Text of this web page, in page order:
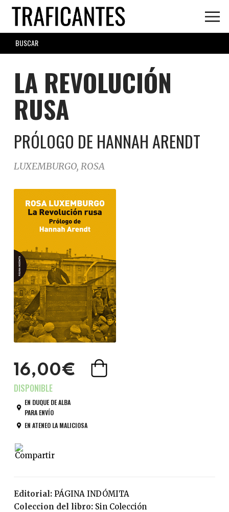
Skip
main
content
SEARCH
FORM
LA REVOLUCIÓN
RUSA
PRÓLOGO DE HANNAH ARENDT
LUXEMBURGO, ROSA
16,00€
EN DUQUE DE ALBA
PARA ENVÍO
EN ATENEO LA MALICIOSA
Editorial:
PÁGINA INDÓMITA
Coleccion del libro:
Sin Colección